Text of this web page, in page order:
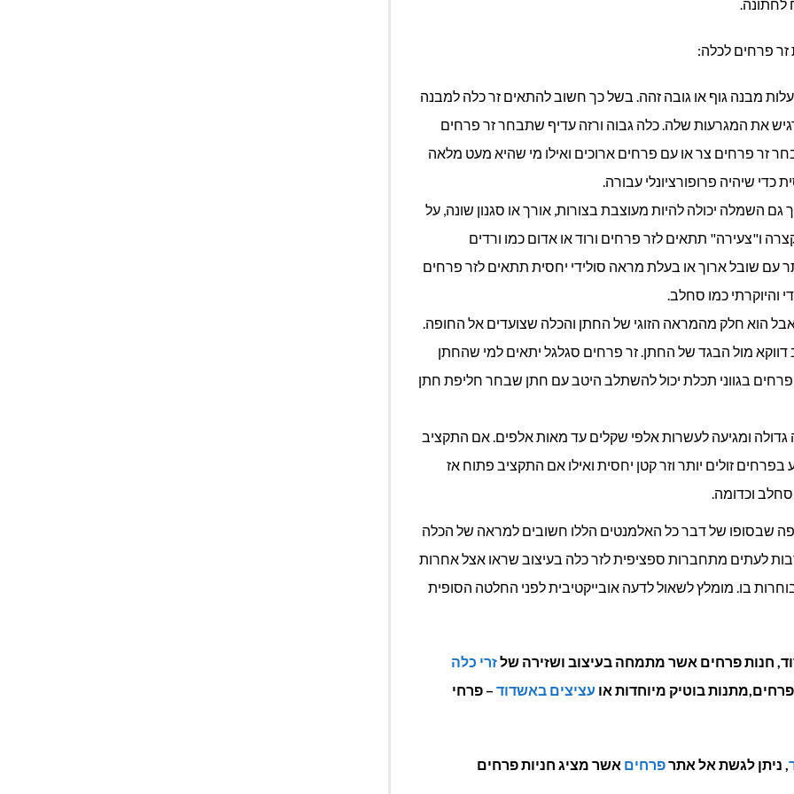
לחתונה.
זר פרחים לכלה:
מבנה גוף או גובה זהה. בשל כך חשוב להתאים זר כלה למבנה
את המגרעות שלה. כלה גבוה ורזה עדיף שתבחר זר פרחים
זר פרחים צר או עם פרחים ארוכים ואילו מי שהיא מעט מלאה
שיהיה פרופורציונלי עבורה.
גם השמלה יכולה להיות מעוצבת בצורות, אורך או סגנון שונה, על
ו"צעירה" תתאים לזר פרחים ורוד או אדום כמו ורדים
עם שובל ארוך או בעלת מראה סולידי יחסית תתאים לזר פרחים
והיוקרתי כמו סחלב.
הוא חלק מהמראה הזוגי של החתן והכלה שצועדים אל החופה.
מול הבגד של החתן. זר פרחים סגלגל יתאים למי שהחתן
פרחים בגווני תכלת יכול להשתלב היטב עם חתן שבחר חליפת חתן
ומגיעה לעשרות אלפי שקלים עד מאות אלפים. אם התקציב
זולים יותר וזר קטן יחסית ואילו אם התקציב פתוח אז
סחלב וכדומה.
שבסופו של דבר כל האלמנטים הללו חשובים למראה של הכלה
לעתים מתחברות ספציפית לזר כלה בעיצוב שראו אצל אחרות
בו. מומלץ לשאול לדעה אובייקטיבית לפני החלטה הסופית
חנות פרחים אשר מתמחה בעיצוב ושזירה שלזרי כלה
בוטיק מיוחדות או עציצים באשדוד – פרחי
, ניתן לגשת אל אתרפרחים אשר מציג חניות פרחים